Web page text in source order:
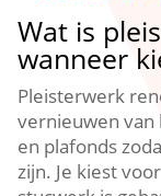
Wat is
wanneer
Pleisterwerk
vernieuwen van
en plafonds
zijn.​ Je kiest